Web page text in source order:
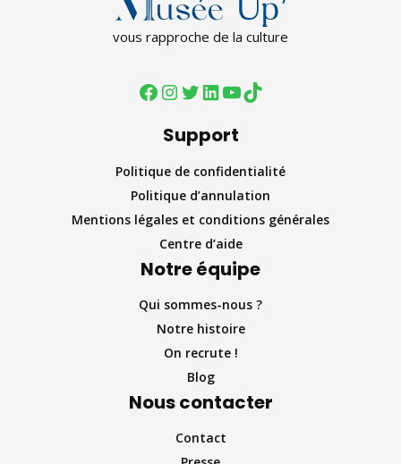
vous rapproche de la culture
Support
Politique de confidentialité
Politique d’annulation
Mentions légales et conditions générales
Centre d’aide
Notre équipe
Qui sommes-nous ?
Notre histoire
On recrute !
Blog
Nous contacter
Contact